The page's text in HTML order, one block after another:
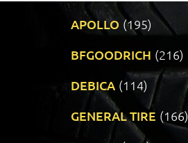
APOLLO (195)
BFGOODRICH (216)
DEBICA (114)
GENERAL TIRE (166)